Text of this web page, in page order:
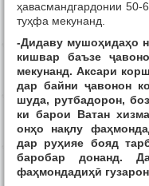
ҳавасмандгардонии 50-
туҳфа мекунанд.
-Дидаву мушоҳидаҳо
кишвар баъзе ҷ
мекунанд. Аксари
дар байни ҷавонон
шуда, рутбадорон,
ки барои Ватан
онҳо нақлу фаҳ
дар руҳияе бояд
баробар донанд.
фаҳмондадиҳӣ